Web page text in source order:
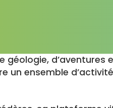
d’aventures
un ensemble